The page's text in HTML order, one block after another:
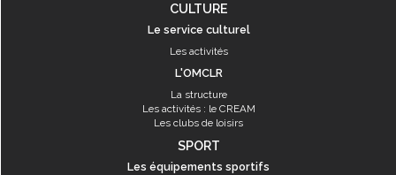
CULTURE
Le service culturel
Les activités
L'OMCLR
La structure
Les activités : le CREAM
Les clubs de loisirs
SPORT
Les équipements sportifs